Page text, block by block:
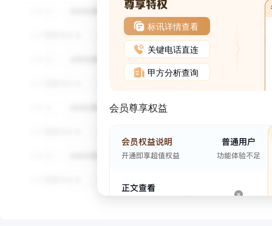
标讯详情查看
关键电话直连
甲方分析查询
会员尊享权益